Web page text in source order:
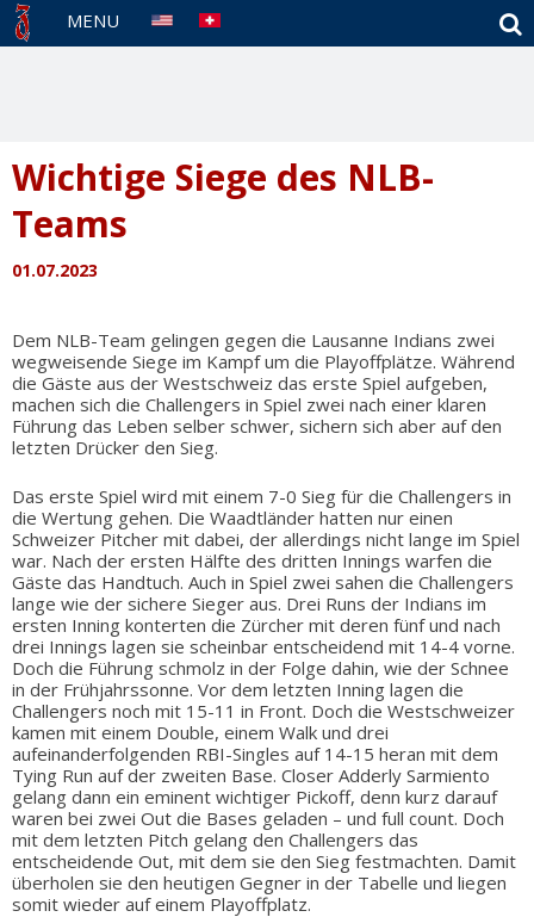
MENU
Wichtige Siege des NLB-
Teams
01.07.2023
Dem NLB-Team gelingen gegen die Lausanne Indians zwei
wegweisende Siege im Kampf um die Playoffplätze. Während
die Gäste aus der Westschweiz das erste Spiel aufgeben,
machen sich die Challengers in Spiel zwei nach einer klaren
Führung das Leben selber schwer, sichern sich aber auf den
letzten Drücker den Sieg.
Das erste Spiel wird mit einem 7-0 Sieg für die Challengers in
die Wertung gehen. Die Waadtländer hatten nur einen
Schweizer Pitcher mit dabei, der allerdings nicht lange im Spiel
war. Nach der ersten Hälfte des dritten Innings warfen die
Gäste das Handtuch. Auch in Spiel zwei sahen die Challengers
lange wie der sichere Sieger aus. Drei Runs der Indians im
ersten Inning konterten die Zürcher mit deren fünf und nach
drei Innings lagen sie scheinbar entscheidend mit 14-4 vorne.
Doch die Führung schmolz in der Folge dahin, wie der Schnee
in der Frühjahrssonne. Vor dem letzten Inning lagen die
Challengers noch mit 15-11 in Front. Doch die Westschweizer
kamen mit einem Double, einem Walk und drei
aufeinanderfolgenden RBI-Singles auf 14-15 heran mit dem
Tying Run auf der zweiten Base. Closer Adderly Sarmiento
gelang dann ein eminent wichtiger Pickoff, denn kurz darauf
waren bei zwei Out die Bases geladen – und full count. Doch
mit dem letzten Pitch gelang den Challengers das
entscheidende Out, mit dem sie den Sieg festmachten. Damit
überholen sie den heutigen Gegner in der Tabelle und liegen
somit wieder auf einem Playoffplatz.